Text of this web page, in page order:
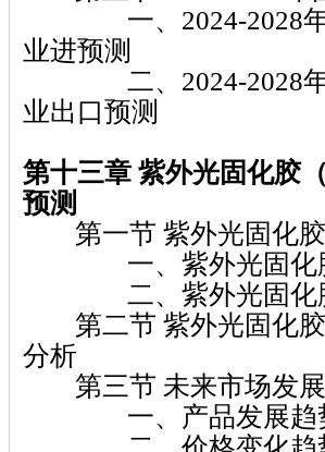
一、2024-2028年紫
业进预测
二、2024-2028年紫
业出口预测
第十三章 紫外光固化胶
预测
第一节 紫外光固化胶
一、紫外光固化胶
二、紫外光固化胶
第二节 紫外光固化胶
分析
第三节 未来市场发展
一、产品发展趋